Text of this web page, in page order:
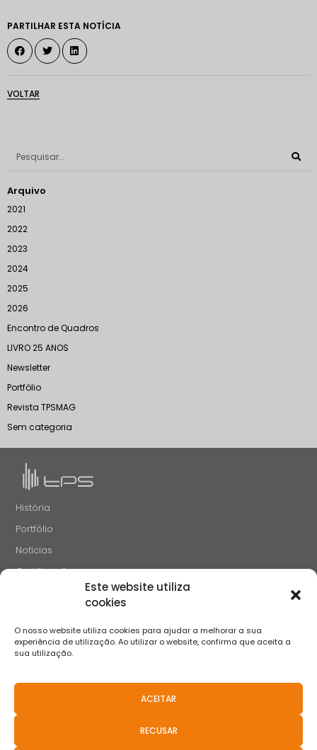
Este website utiliza
cookies
O nosso website utiliza cookies para ajudar a melhorar a sua
experiência de utilização. Ao utilizar o website, confirma que aceita a
sua utilização.
ACEITAR
RECUSAR
PARTILHAR ESTA NOTÍCIA
VOLTAR
Arquivo
2021
2022
2023
2024
2025
2026
Encontro de Quadros
LIVRO 25 ANOS
Newsletter
Portfólio
Revista TPSMAG
Sem categoria
História
Portfólio
Notícias
Certificações
SIGA-NOS
Aviso de Privacidade
Resolução Aternativa de Litígios